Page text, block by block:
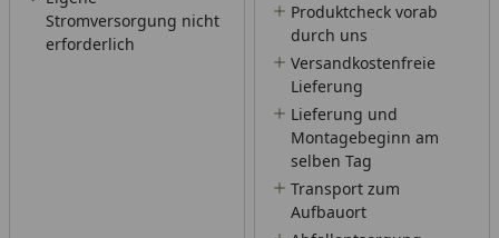
Stromversorgung nicht
erforderlich
Produktcheck vorab
durch uns
Versandkostenfreie
Lieferung
Lieferung und
Montagebeginn am
selben Tag
Transport zum
Aufbauort